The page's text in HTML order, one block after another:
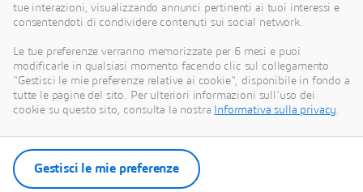
Attraverso la piattaforma 3DEXPERIENCE, i
gemelli virtuali basati sulla scienza e alimentati
dall'intelligenza artificiale aiutano 390.000 clienti
di ogni dimensione e in tutti i settori a collaborare,
immaginare e creare innovazioni sostenibili che
generano un impatto significativo. Per ulteriori
tue interazioni, visualizzando annunci pertinenti ai tuoi interessi e
consentendoti di condividere contenuti sui social network.
Le tue preferenze verranno memorizzate per 6 mesi e puoi
modificarle in qualsiasi momento facendo clic sul collegamento
"Gestisci le mie preferenze relative ai cookie", disponibile in fondo a
tutte le pagine del sito. Per ulteriori informazioni sull'uso dei
cookie su questo sito, consulta la nostra
Informativa sulla privacy.
Gestisci le mie preferenze